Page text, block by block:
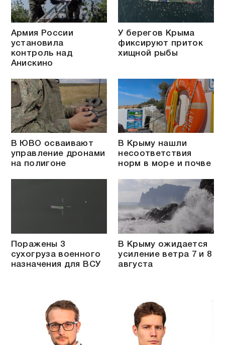
Армия России
установила
контроль над
Анискино
У берегов Крыма
фиксируют приток
хищной рыбы
В ЮВО осваивают
управление дронами
на полигоне
В Крыму нашли
несоответствия
норм в море и почве
Поражены 3
сухогруза военного
назначения для ВСУ
В Крыму ожидается
усиление ветра 7 и 8
августа